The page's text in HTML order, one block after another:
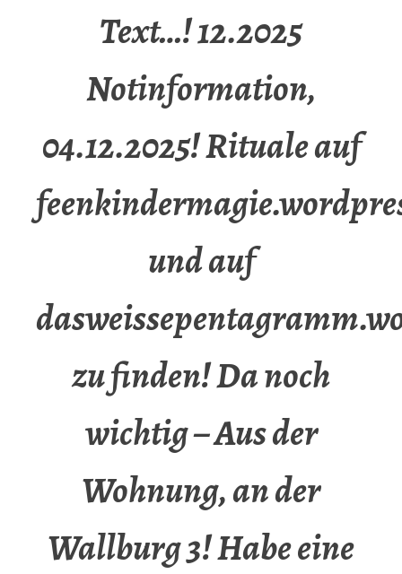
Text…! 12.2025
Notinformation,
04.12.2025! Rituale auf
und auf
zu finden! Da noch
wichtig – Aus der
Wohnung, an der
Wallburg 3! Habe eine